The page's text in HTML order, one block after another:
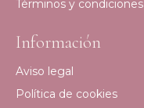
Términos y condiciones
Información
Aviso legal
Política de cookies